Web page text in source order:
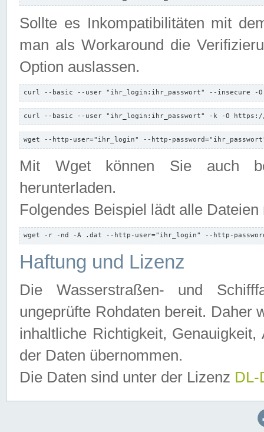
Sollte es Inkompatibilitäten mit
man als Workaround die
Option auslassen.
curl --basic --user "ihr_login:ihr_passwort" --insecure -
curl --basic --user "ihr_login:ihr_passwort" -k -O
wget --http-user="ihr_login" --http-
Mit Wget können Sie auch
herunterladen.
Folgendes Beispiel lädt alle
wget -r -nd -A .dat --http-user="ihr_login" --http-
Haftung und Lizenz
Die Wasserstraßen- und
ungeprüfte Rohdaten bereit. Daher
inhaltliche Richtigkeit,
der Daten übernommen.
Die Daten sind unter der Lizenz